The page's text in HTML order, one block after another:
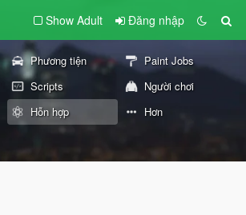
Show Adult Đăng nhập
Phương tiện
Paint Jobs
Scripts
Người chơi
Hỗn hợp Hơn